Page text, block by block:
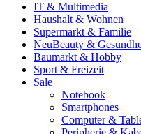
IT & Multimedia
Haushalt & Wohnen
Supermarkt & Familie
NeuBeauty &
Baumarkt & Hobby
Sport & Freizeit
Sale
Notebook
Smartphones
Computer &